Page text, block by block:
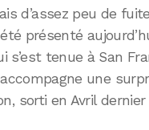
d’assez peu de
été présenté
s’est tenue à San
une
sorti en Avril